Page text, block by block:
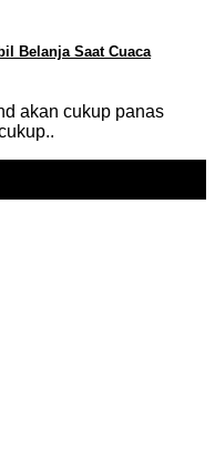
Belanja Saat Cuaca
akan cukup panas